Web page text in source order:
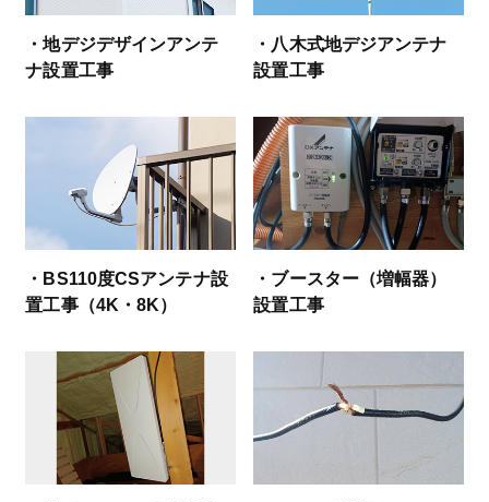
・地デジデザインアンテ
ナ設置工事
・八木式地デジアンテナ
設置工事
・BS110度CSアンテナ設
置工事（4K・8K）
・ブースター（増幅器）
設置工事